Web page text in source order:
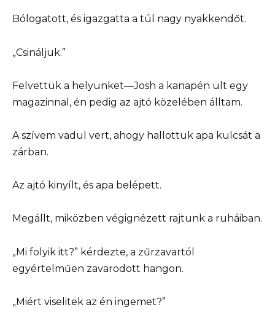
Bólogatott, és igazgatta a túl nagy nyakkendőt.
„Csináljuk.”
Felvettük a helyünket—Josh a kanapén ült egy
magazinnal, én pedig az ajtó közelében álltam.
A szívem vadul vert, ahogy hallottuk apa kulcsát a
zárban.
Az ajtó kinyílt, és apa belépett.
Megállt, miközben végignézett rajtunk a ruháiban.
„Mi folyik itt?” kérdezte, a zűrzavartól
egyértelműen zavarodott hangon.
„Miért viselitek az én ingemet?”